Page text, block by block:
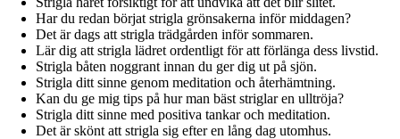
Har du redan börjat strigla grönsakerna inför middagen?
Det är dags att strigla trädgården inför sommaren.
Lär dig att strigla lädret ordentligt för att förlänga dess livstid.
Strigla båten noggrant innan du ger dig ut på sjön.
Strigla ditt sinne genom meditation och återhämtning.
Kan du ge mig tips på hur man bäst striglar en ulltröja?
Strigla ditt sinne med positiva tankar och meditation.
Det är skönt att strigla sig efter en lång dag utomhus.